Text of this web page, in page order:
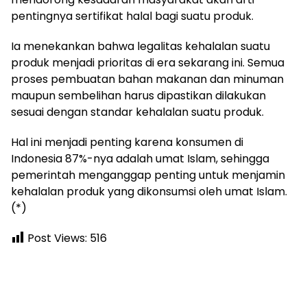
pentingnya sertifikat halal bagi suatu produk.
Ia menekankan bahwa legalitas kehalalan suatu
produk menjadi prioritas di era sekarang ini. Semua
proses pembuatan bahan makanan dan minuman
maupun sembelihan harus dipastikan dilakukan
sesuai dengan standar kehalalan suatu produk.
Hal ini menjadi penting karena konsumen di
Indonesia 87%-nya adalah umat Islam, sehingga
pemerintah menganggap penting untuk menjamin
kehalalan produk yang dikonsumsi oleh umat Islam.
(*)
Post Views: 516